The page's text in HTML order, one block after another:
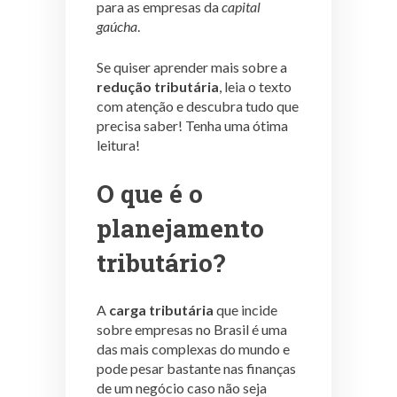
para as empresas dacapital
gaúcha
Se quiser aprender mais sobre a
redução tributária , leia o texto
com atenção e descubra tudo que
precisa saber! Tenha uma ótima
leitura!
O que é o
planejamento
tributário?
A carga tributária que incide
sobre empresas no Brasil é uma
das mais complexas do mundo e
pode pesar bastante nas finanças
de um negócio caso não seja